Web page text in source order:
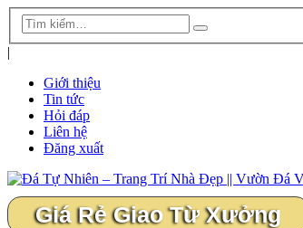
|
Giới thiệu
Tin tức
Hỏi đáp
Liên hệ
Đăng xuất
Giá Rẻ Giao Từ Xưởng